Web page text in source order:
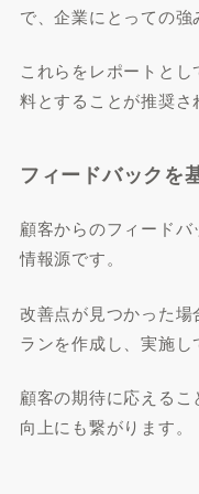
で、企業にとっての強
これらをレポートと
料とすることが推奨さ
フィードバックを
顧客からのフィード
情報源です。
改善点が見つかった
ランを作成し、実施し
顧客の期待に応える
向上にも繋がります。